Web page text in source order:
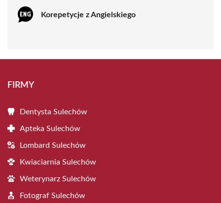
Korepetycje z Angielskiego
FIRMY
Dentysta Sulechów
Apteka Sulechów
Lombard Sulechów
Kwiaciarnia Sulechów
Weterynarz Sulechów
Fotograf Sulechów